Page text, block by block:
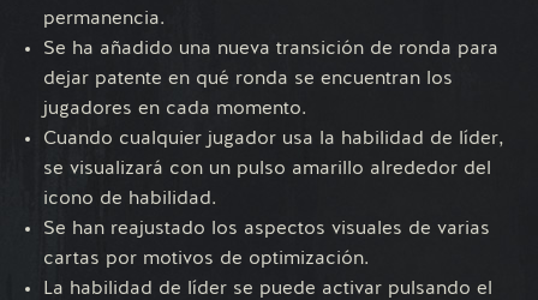
permanencia.
Se ha añadido una nueva transición de ronda para
dejar patente en qué ronda se encuentran los
jugadores en cada momento.
Cuando cualquier jugador usa la habilidad de líder,
se visualizará con un pulso amarillo alrededor del
icono de habilidad.
Se han reajustado los aspectos visuales de varias
cartas por motivos de optimización.
La habilidad de líder se puede activar pulsando el